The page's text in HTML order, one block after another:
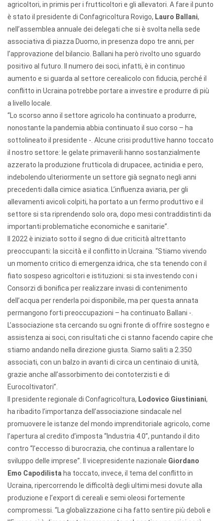
agricoltori, in primis per i frutticoltori e gli allevatori. A fare il punto
è stato il presidente di Confagricoltura Rovigo, Lauro Ballani,
nell’assemblea annuale dei delegati che si è svolta nella sede
associativa di piazza Duomo, in presenza dopo tre anni, per
l’approvazione del bilancio. Ballani ha però rivolto uno sguardo
positivo al futuro. Il numero dei soci, infatti, è in continuo
aumento e si guarda al settore cerealicolo con fiducia, perché il
conflitto in Ucraina potrebbe portare a investire e produrre di più
a livello locale.
“Lo scorso anno il settore agricolo ha continuato a produrre,
nonostante la pandemia abbia continuato il suo corso – ha
sottolineato il presidente -. Alcune crisi produttive hanno toccato
il nostro settore: le gelate primaverili hanno sostanzialmente
azzerato la produzione frutticola di drupacee, actinidia e pero,
indebolendo ulteriormente un settore già segnato negli anni
precedenti dalla cimice asiatica. L’influenza aviaria, per gli
allevamenti avicoli colpiti, ha portato a un fermo produttivo e il
settore si sta riprendendo solo ora, dopo mesi contraddistinti da
importanti problematiche economiche e sanitarie”.
Il 2022 è iniziato sotto il segno di due criticità altrettanto
preoccupanti: la siccità e il conflitto in Ucraina. “Stiamo vivendo
un momento critico di emergenza idrica, che sta tenendo con il
fiato sospeso agricoltori e istituzioni: si sta investendo con i
Consorzi di bonifica per realizzare invasi di contenimento
dell’acqua per renderla poi disponibile, ma per questa annata
permangono forti preoccupazioni – ha continuato Ballani -.
L’associazione sta cercando su ogni fronte di offrire sostegno e
assistenza ai soci, con risultati che ci stanno facendo capire che
stiamo andando nella direzione giusta. Siamo saliti a 2.350
associati, con un balzo in avanti di circa un centinaio di unità,
grazie anche all’assorbimento dei contoterzisti e di
Eurocoltivatori”.
Il presidente regionale di Confagricoltura, Lodovico Giustiniani,
ha ribadito l’importanza dell’associazione sindacale nel
promuovere le istanze del mondo imprenditoriale agricolo, come
l’apertura al credito d’imposta “Industria 4.0”, puntando il dito
contro “l’eccesso di burocrazia, che continua a rallentare lo
sviluppo delle imprese”. Il vicepresidente nazionale Giordano
Emo Capodilista ha toccato, invece, il tema del conflitto in
Ucraina, ripercorrendo le difficoltà degli ultimi mesi dovute alla
produzione e l’export di cereali e semi oleosi fortemente
compromessi. “La globalizzazione ci ha fatto sentire più deboli e